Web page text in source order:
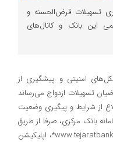
تسهیلات قرض‌الحسنه و
این بانک و کانال‌های
امنیتی و پیشگیری از
تسهیلات ازدواج می‌رساند
از شرایط و پیگیری وضعیت
بانک مرکزی، صرفا از طریق
وب‌سایت رسمی بانک تجارت به آدرس *www.tejaratbank.ir*، اپلیکیشن